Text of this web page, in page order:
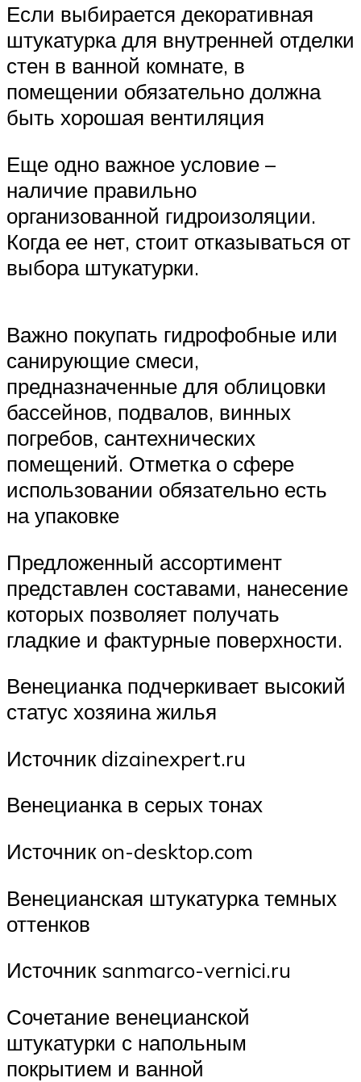
Если выбирается декоративная
штукатурка для внутренней отделки
стен в ванной комнате, в
помещении обязательно должна
быть хорошая вентиляция
Еще одно важное условие –
наличие правильно
организованной гидроизоляции.
Когда ее нет, стоит отказываться от
выбора штукатурки.
Важно покупать гидрофобные или
санирующие смеси,
предназначенные для облицовки
бассейнов, подвалов, винных
погребов, сантехнических
помещений. Отметка о сфере
использовании обязательно есть
на упаковке
Предложенный ассортимент
представлен составами, нанесение
которых позволяет получать
гладкие и фактурные поверхности.
Венецианка подчеркивает высокий
статус хозяина жилья
Источник dizainexpert.ru
Венецианка в серых тонах
Источник on-desktop.com
Венецианская штукатурка темных
оттенков
Источник sanmarco-vernici.ru
Сочетание венецианской
штукатурки с напольным
покрытием и ванной